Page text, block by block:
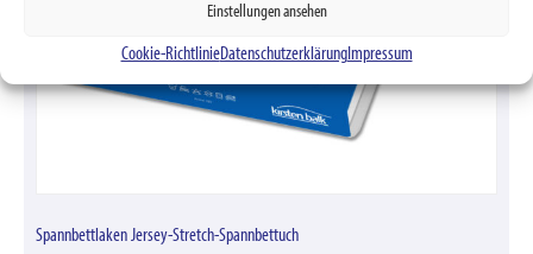
Einstellungen ansehen
Cookie-RichtlinieDatenschutzerklärungImpressum
Spannbettlaken Jersey-Stretch-Spannbettuch